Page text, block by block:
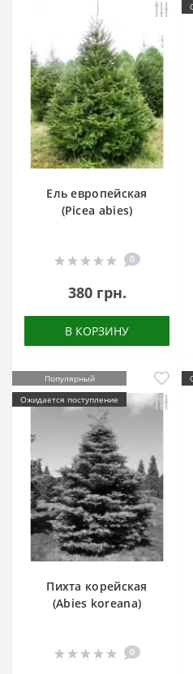
Ель европейская
(Picea abies)
0
380 грн.
В КОРЗИНУ
Популярный
Ожидается поступление
Пихта корейская
(Abies koreana)
0